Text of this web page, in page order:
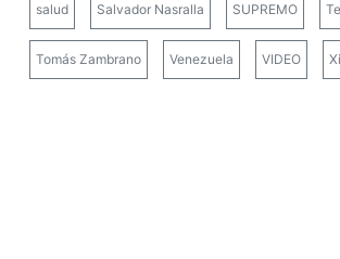
salud Salvador Nasralla SUPREMO
Tomás Zambrano Venezuela VIDEO